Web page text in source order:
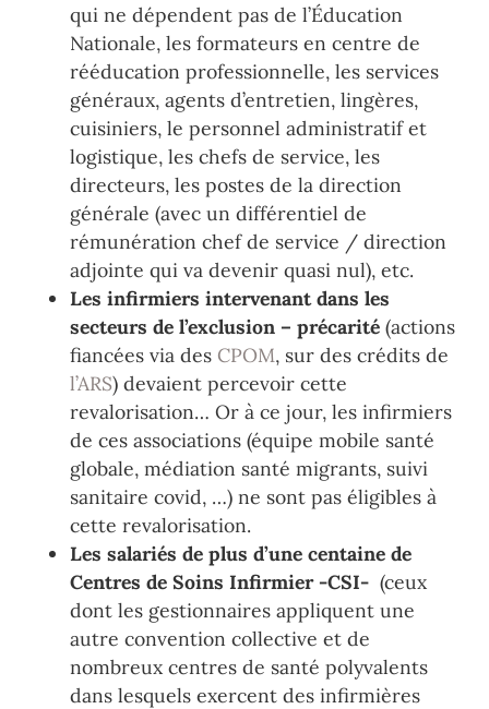
qui ne dépendent pas de l’Éducation
Nationale, les formateurs en centre de
rééducation professionnelle, les services
généraux, agents d’entretien, lingères,
cuisiniers, le personnel administratif et
logistique, les chefs de service, les
directeurs, les postes de la direction
générale (avec un différentiel de
rémunération chef de service / direction
adjointe qui va devenir quasi nul), etc.
Les infirmiers intervenant dans les
secteurs de l’exclusion – précarité (actions
fiancées via des CPOM, sur des crédits de
l’ARS) devaient percevoir cette
revalorisation… Or à ce jour, les infirmiers
de ces associations (équipe mobile santé
globale, médiation santé migrants, suivi
sanitaire covid, …) ne sont pas éligibles à
cette revalorisation.
Les salariés de plus d’une centaine de
Centres de Soins Infirmier -CSI- (ceux
dont les gestionnaires appliquent une
autre convention collective et de
nombreux centres de santé polyvalents
dans lesquels exercent des infirmières